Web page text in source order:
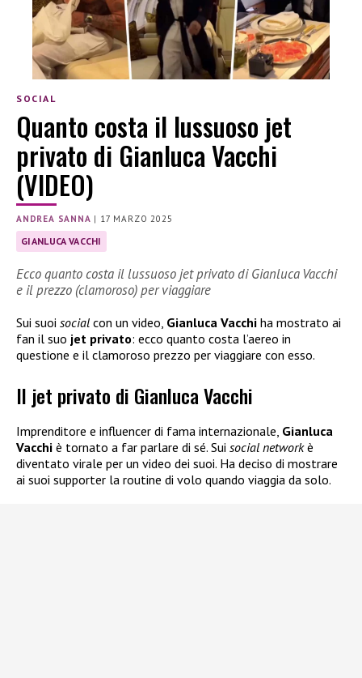
SOCIAL
Quanto costa il lussuoso jet
privato di Gianluca Vacchi
(VIDEO)
ANDREA SANNA | 17 MARZO 2025
GIANLUCA VACCHI
Ecco quanto costa il lussuoso jet privato di Gianluca Vacchi
e il prezzo (clamoroso) per viaggiare
Sui suoi social con un video, Gianluca Vacchi ha mostrato ai
fan il suo jet privato: ecco quanto costa l’aereo in
questione e il clamoroso prezzo per viaggiare con esso.
Il jet privato di Gianluca Vacchi
Imprenditore e influencer di fama internazionale, Gianluca
Vacchi è tornato a far parlare di sé. Sui social networkè
diventato virale per un video dei suoi. Ha deciso di mostrare
ai suoi supporter la routine di volo quando viaggia da solo.